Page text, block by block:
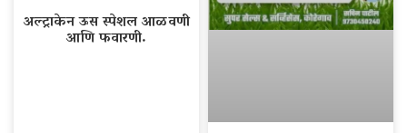
अल्ट्राकेन ऊस स्पेशल आळवणी
आणि फवारणी.